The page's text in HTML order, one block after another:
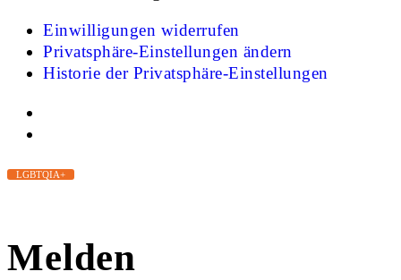
Einwilligungen widerrufen
Privatsphäre-Einstellungen ändern
Historie der Privatsphäre-Einstellungen
LGBTQIA+
Melden